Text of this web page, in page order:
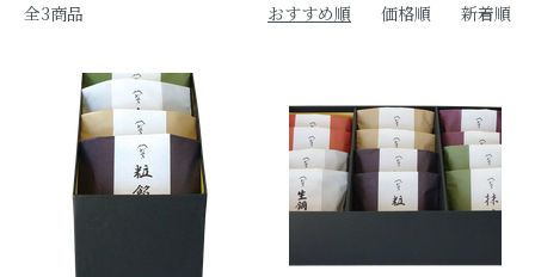
全3商品 おすすめ順 価格順 新着順